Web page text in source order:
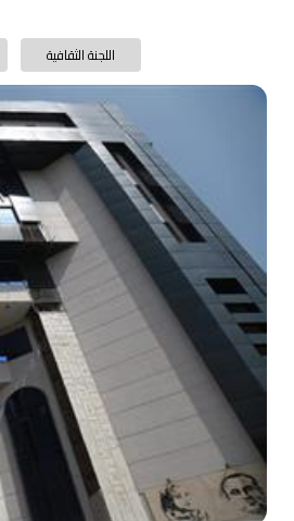
اللجنة الثقافية